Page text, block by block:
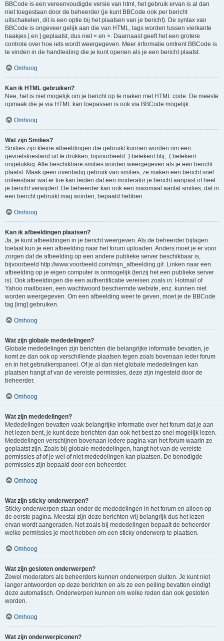
BBCode is een vereenvoudigde versie van html, het gebruik ervan is al dan
niet toegestaan door de beheerder (je kunt BBCode ook per bericht
uitschakelen, dit is een optie bij het plaatsen van je bericht). De syntax van
BBCode is ongeveer gelijk aan die van HTML, tags worden tussen vierkante
haakjes [ en ] geplaatst, dus niet < en >. Daarnaast geeft het een grotere
controle over hoe iets wordt weergegeven. Meer informatie omtrent BBCode is
te vinden in de handleiding die je kunt openen als je een bericht plaatst.
Omhoog
Kan ik HTML gebruiken?
Nee, het is niet mogelijk om je bericht op te maken met HTML code. De meeste
opmaak die je via HTML kan toepassen is ook via BBCode mogelijk.
Omhoog
Wat zijn Smilies?
Smilies zijn kleine afbeeldingen die gebruikt kunnen worden om een
gevoelstoestand uit te drukken, bijvoorbeeld :) betekent blij, :( betekent
ongelukkig. Alle beschikbare smilies worden weergegeven als je een bericht
plaatst. Maak geen overdadig gebruik van smilies, ze maken een bericht snel
onleesbaar wat er toe kan leiden dat een moderator je bericht aanpast of heel
je bericht verwijdert. De beheerder kan ook een maximaal aantal smilies, dat in
een bericht gebruikt mag worden, bepaald hebben.
Omhoog
Kan ik afbeeldingen plaatsen?
Ja, je kunt afbeeldingen in je bericht weergeven. Als de beheerder bijlagen
toelaat kun je een afbeelding naar het forum uploaden. Anders moet je er voor
zorgen dat de afbeelding op een andere publieke server beschikbaar is,
bijvoorbeeld http://www.voorbeeld.com/mijn_afbeelding.gif. Linken naar een
afbeelding op je eigen computer is onmogelijk (tenzij het een publieke server
is). Ook afbeeldingen die een authentificatie vereisen zoals in: Hotmail of
Yahoo mailboxen, een wachtwoord beschermde website, enz. kunnen niet
worden weergegeven. Om een afbeelding weer te geven, moet je de BBCode
tag [img] gebruiken.
Omhoog
Wat zijn globale mededelingen?
Globale mededelingen zijn berichten die belangrijke informatie bevatten, je
komt ze dan ook op verschillende plaatsen tegen zoals bovenaan ieder forum
en in het gebruikerspaneel. Of je al dan niet globale mededelingen kan
plaatsen hangt af van de vereiste permissies, deze zijn ingesteld door de
beheerder.
Omhoog
Wat zijn mededelingen?
Mededelingen bevatten vaak belangrijke informatie over het forum dat je aan
het lezen bent, je kunt deze berichten dan ook het best zo snel mogelijk lezen.
Mededelingen verschijnen bovenaan iedere pagina van het forum waarin ze
geplaatst zijn. Zoals bij globale mededelingen, hangt het van de vereiste
permissies af of je wel of niet mededelingen kan plaatsen. De benodigde
permissies zijn bepaald door een beheerder.
Omhoog
Wat zijn sticky onderwerpen?
Sticky onderwerpen staan onder de mededelingen in het forum en alleen op
de eerste pagina. Meestal zijn deze berichten vrij belangrijk dus het lezen
ervan wordt aangeraden. Net zoals bij mededelingen bepaalt de beheerder
welke permissies je moet hebben om een sticky onderwerp te plaatsen.
Omhoog
Wat zijn gesloten onderwerpen?
Zowel moderators als beheerders kunnen onderwerpen sluiten. Je kunt niet
langer antwoorden op deze berichten en als ze een peiling bevatten eindigt
deze automatisch. Onderwerpen kunnen om welke reden dan ook gesloten
worden.
Omhoog
Wat zijn onderwerpiconen?